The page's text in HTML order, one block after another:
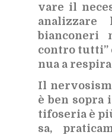
va­re il
ana­liz­za­re
bian­co­ne­ri
con­tro
nua a
Il
è ben
ti­fo­se­ria è
sa,